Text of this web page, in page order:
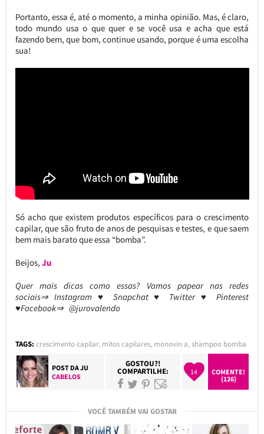
Portanto, essa é, até o momento, a minha opinião. Mas, é claro,
todo mundo usa o que quer e se você usa e acha que está
fazendo bem, que bom, continue usando, porque é uma escolha
sua!
Só acho que existem produtos específicos para o crescimento
capilar, que são fruto de anos de pesquisas e testes, e que saem
bem mais barato que essa “bomba”.
Beijos, Ju
Quer mais dicas como essas? Vamos papear nas redes
sociais⇒ Instagram ♥ Snapchat ♥ Twitter ♥ Pinterest
♥Facebook⇒ @jurovalendo
TAGS: crescimento capilar, mitos capilares, monovin a,shampoo bomba
POST DAJU
CABELOS
GOSTOU?!
COMPARTILHE: 14
COMENTE!
(126)
VOCÊ TAMBÉM VAI GOSTAR